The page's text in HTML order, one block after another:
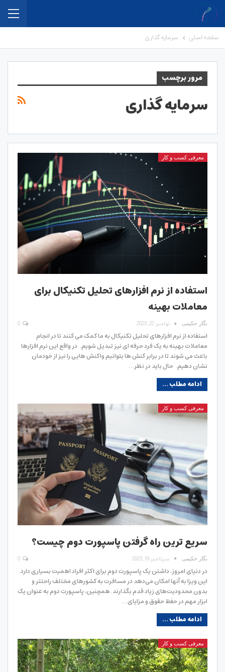
صفحه اصلی سرمایه گذاری
مرور برچسب
سرمایه گذاری
معرفی کسب و کار
استفاده از نرم افزارهای تحلیل تکنیکال برای
معاملات بهینه
نگار حکیمی نوامبر 22, 2023
استفاده از نرم افزارهای تحلیل تکنیکال به ما کمک می کنند تا در انجام
معاملات بهینه به یک فرد حرفه ای نیز تبدیل شویم. در واقع این نرم افزارها
باعث می شوند تا در برابر کنش ها بتوانیم واکنش هایی را نیز از خودمان
نشان دهیم. حال باید در نظر…
ادامه مطلب ...
معرفی کسب و کار
سریع ترین راه گرفتن پاسپورت دوم چیست؟
نگار حکیمی سپتامبر 19, 2023
در دنیای امروز، داشتن یک پاسپورت دوم برای اکثر افراد اهمیت بسیاری دارد.
این ویزا به آنها امکان می‌دهد در مسافرت به کشورهای مختلف راحتتر و
بدون محدودیت‌های زیاد قدم بگذارند. همچنین، پاسپورت دوم به عنوان یک
ابزار مهم در حفظ حقوق و مزایای…
ادامه مطلب ...
معرفی کسب و کار